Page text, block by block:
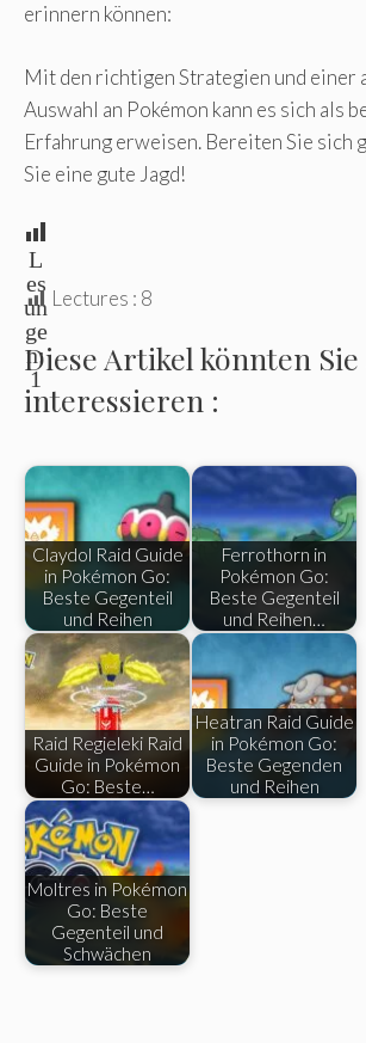
erinnern können:
Mit den richtigen Strategien und einer
Auswahl an Pokémon kann es sich als
Erfahrung erweisen. Bereiten Sie sich
Sie eine gute Jagd!
L
es
un
ge
n:
1
Lectures : 8
Diese Artikel könnten Sie
interessieren :
Claydol Raid Guide
in Pokémon Go:
Beste Gegenteil
und Reihen
Ferrothorn in
Pokémon Go:
Beste Gegenteil
und Reihen…
Raid Regieleki Raid
Guide in Pokémon
Go: Beste…
Heatran Raid Guide
in Pokémon Go:
Beste Gegenden
und Reihen
Moltres in Pokémon
Go: Beste
Gegenteil und
Schwächen